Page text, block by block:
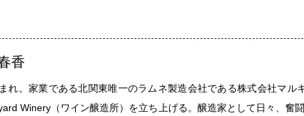
香
れ。家業である北関東唯一のラムネ製造会社である株式会社マル
Winery（ワイン醸造所）を立ち上げる。醸造家として日々、奮